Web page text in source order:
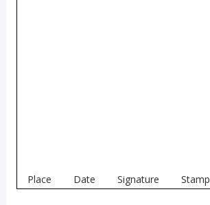
Place Date Signature Stamp